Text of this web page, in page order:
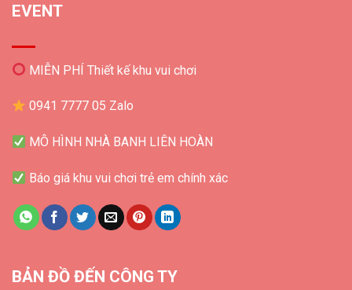
EVENT
MIỄN PHÍ Thiết kế khu vui chơi
0941 7777 05 Zalo
MÔ HÌNH NHÀ BANH LIÊN HOÀN
Báo giá khu vui chơi trẻ em chính xác
BẢN ĐỒ ĐẾN CÔNG TY